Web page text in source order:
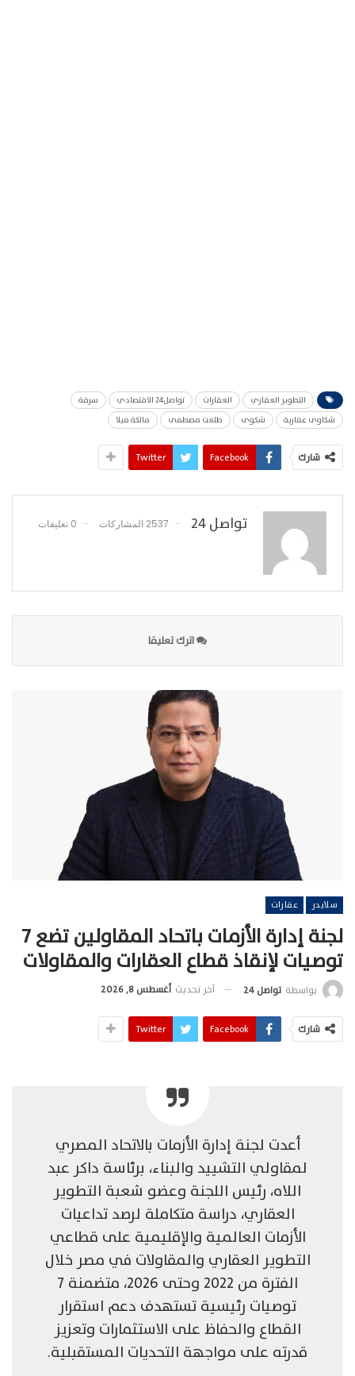
التطوير العقاري العقارات تواصل24 الاقتصادي
سرقة
شكاوى عقارية
شكوى طلعت مصطفى مالكة فيلا
شارك Facebook
Twitter
تواصل 24 2537 المشاركات 0 تعليقات
اترك تعليقا
سلايدر عقارات
لجنة إدارة الأزمات باتحاد المقاولين تضع 7
توصيات لإنقاذ قطاع العقارات والمقاولات
بواسطة تواصل 24 آخر تحديث أغسطس 8, 2026
شارك Facebook
Twitter
أعدت لجنة إدارة الأزمات بالاتحاد المصري
لمقاولي التشييد والبناء، برئاسة داكر عبد
اللاه، رئيس اللجنة وعضو شعبة التطوير
العقاري، دراسة متكاملة لرصد تداعيات
الأزمات العالمية والإقليمية على قطاعي
التطوير العقاري والمقاولات في مصر خلال
الفترة من 2022 وحتى 2026، متضمنة 7
توصيات رئيسية تستهدف دعم استقرار
القطاع والحفاظ على الاستثمارات وتعزيز
قدرته على مواجهة التحديات المستقبلية.